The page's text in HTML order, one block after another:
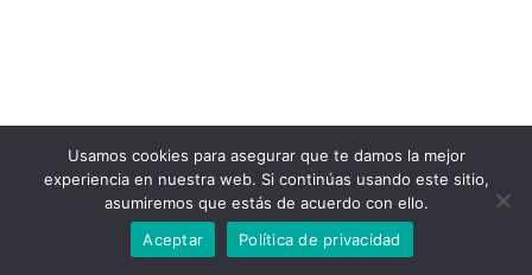
© 2022 Bizitza
Usamos cookies para asegurar que te damos la mejor
experiencia en nuestra web. Si continúas usando este sitio,
asumiremos que estás de acuerdo con ello.
Aceptar
Política de privacidad